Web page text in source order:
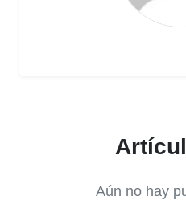
Aún no hay